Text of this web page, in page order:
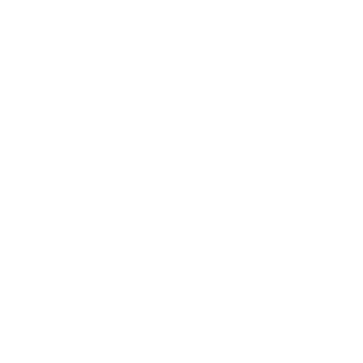
косъм и могат да бъдат
и атрактивен. Лесни са за
и по-извити. Измиването на
лещи.